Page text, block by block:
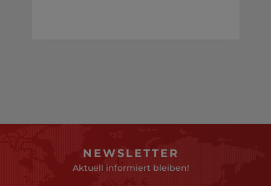
NEWSLETTER
Aktuell informiert bleiben!